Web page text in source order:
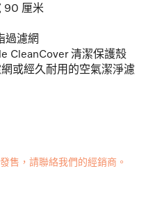
90 厘米
過濾網
CleanCover 清潔保護殼
或經久耐用的空氣潔淨濾
售，請聯絡我們的經銷商。